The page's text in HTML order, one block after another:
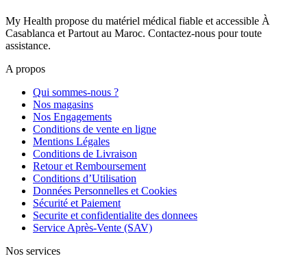
My Health propose du matériel médical fiable et accessible À
Casablanca et Partout au Maroc. Contactez-nous pour toute
assistance.
A propos
Qui sommes-nous ?
Nos magasins
Nos Engagements
Conditions de vente en ligne
Mentions Légales
Conditions de Livraison
Retour et Remboursement
Conditions d’Utilisation
Données Personnelles et Cookies
Sécurité et Paiement
Securite et confidentialite des donnees
Service Après-Vente (SAV)
Nos services